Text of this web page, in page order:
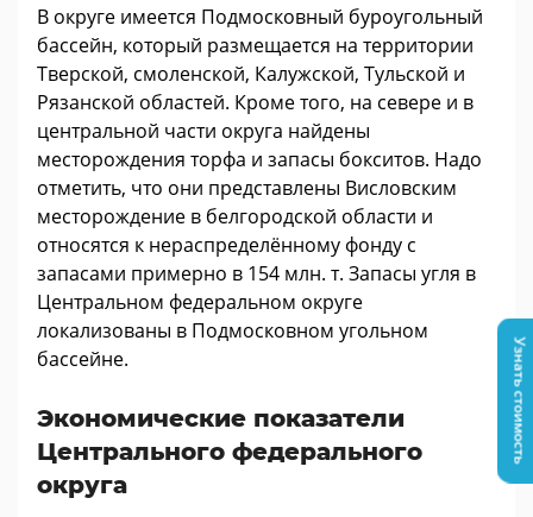
В округе имеется Подмосковный буроугольный
бассейн, который размещается на территории
Тверской, смоленской, Калужской, Тульской и
Рязанской областей. Кроме того, на севере и в
центральной части округа найдены
месторождения торфа и запасы бокситов. Надо
отметить, что они представлены Висловским
месторождение в белгородской области и
относятся к нераспределённому фонду с
запасами примерно в 154 млн. т. Запасы угля в
Центральном федеральном округе
локализованы в Подмосковном угольном
бассейне.
Экономические показатели
Центрального федерального
округа
Узнать стоимость